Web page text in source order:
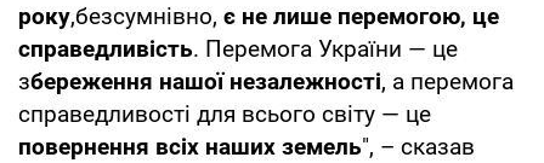
року,безсумнівно, є не лише перемогою, це
справедливість. Перемога України — це
збереження нашої незалежності, а перемога
справедливості для всього світу — це
повернення всіх наших земель", – сказав